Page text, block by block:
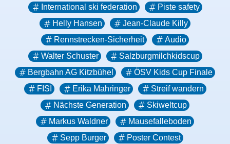
International ski federation
Piste safety
Helly Hansen
Jean-Claude Killy
Rennstrecken-Sicherheit
Audio
Walter Schuster
Salzburgmilchkidscup
Bergbahn AG Kitzbühel
ÖSV Kids Cup Finale
FISI
Erika Mahringer
Streif wandern
Nächste Generation
Skiweltcup
Markus Waldner
Mausefalleboden
Sepp Burger
Poster Contest